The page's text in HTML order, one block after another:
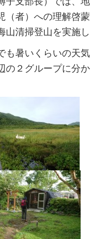
（者）への理解啓
山清掃登山を実施し
も暑いくらいの天
の２グループに分